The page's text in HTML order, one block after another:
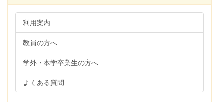
利用案内
教員の方へ
学外・本学卒業生の方へ
よくある質問